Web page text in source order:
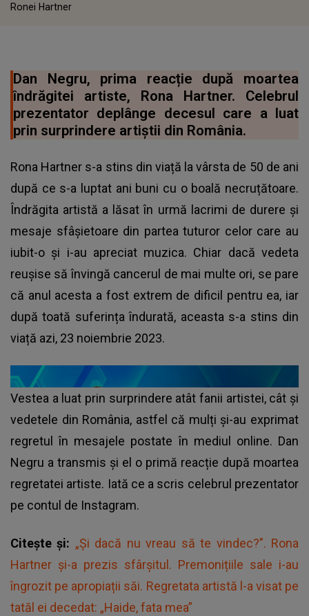
Ronei Hartner
Dan Negru, prima reacție după moartea
îndrăgitei artiste, Rona Hartner. Celebrul
prezentator deplânge decesul care a luat
prin surprindere artiștii din România.
Rona Hartner s-a stins din viață la vârsta de 50 de ani
după ce s-a luptat ani buni cu o boală necruțătoare.
Îndrăgita artistă a lăsat în urmă lacrimi de durere și
mesaje sfâșietoare din partea tuturor celor care au
iubit-o și i-au apreciat muzica. Chiar dacă vedeta
reușise să învingă cancerul de mai multe ori, se pare
că anul acesta a fost extrem de dificil pentru ea, iar
după toată suferința îndurată, aceasta s-a stins din
viață azi, 23 noiembrie 2023.
Vestea a luat prin surprindere atât fanii artistei, cât și
vedetele din România, astfel că mulți și-au exprimat
regretul în mesajele postate în mediul online. Dan
Negru a transmis și el o primă reacție după moartea
regretatei artiste. Iată ce a scris celebrul prezentator
pe contul de Instagram.
Citește și: „Și dacă nu vreau să te vindec?”. Rona
Hartner și-a prezis sfârșitul. Premonițiile sale i-au
îngrozit pe apropiații săi. Regretata artistă l-a visat pe
tatăl ei decedat: „Haide, fata mea”